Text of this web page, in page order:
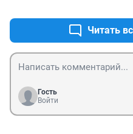
Читать
Гость
Войти